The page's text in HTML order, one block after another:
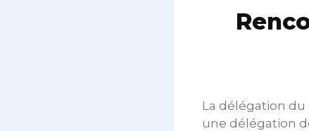
La délégation du
une délégation